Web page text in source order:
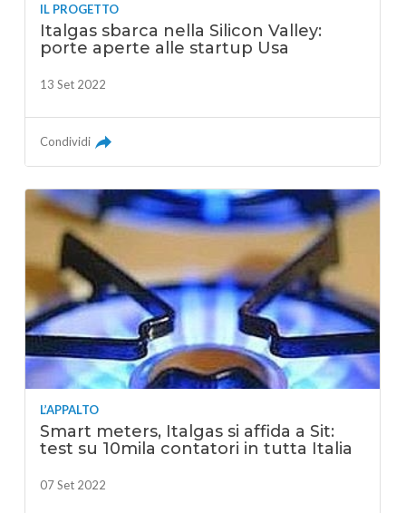
IL PROGETTO
Italgas sbarca nella Silicon Valley:
porte aperte alle startup Usa
13 Set 2022
Condividi
L’APPALTO
Smart meters, Italgas si affida a Sit:
test su 10mila contatori in tutta Italia
07 Set 2022